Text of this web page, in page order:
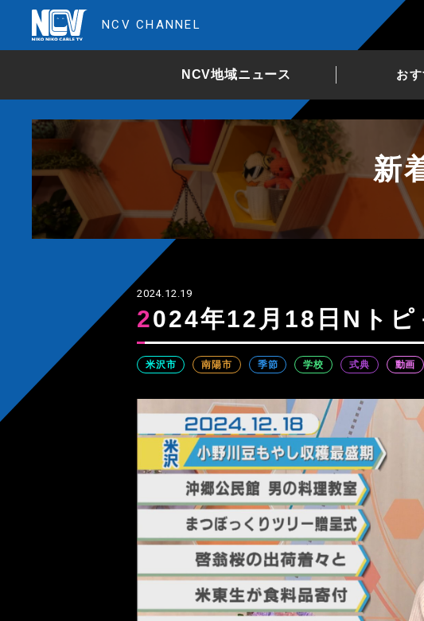
NCV CHANNEL
NCV地域ニュース お
新
2024.12.19
2024年12月18日Nト
米沢市 南陽市 季節 学校 式典 動画